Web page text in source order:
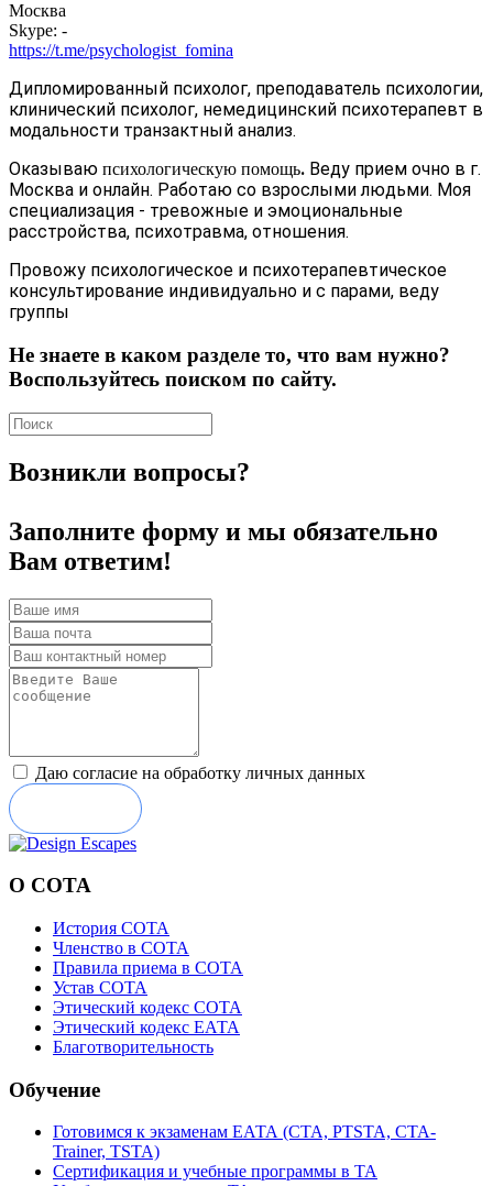
Москва
Skype: -
https://t.me/psychologist_fomina
Дипломированный психолог, преподаватель психологии,
клинический психолог, немедицинский психотерапевт в
модальности транзактный анализ.
Оказываю психологическую помощь. Веду прием очно в г.
Москва и онлайн. Работаю со взрослыми людьми. Моя
специализация - тревожные и эмоциональные
расстройства, психотравма, отношения.
Провожу психологическое и психотерапевтическое
консультирование индивидуально и с парами, веду
группы
Не знаете в каком разделе то, что вам нужно?
Воспользуйтесь поиском по сайту.
Возникли вопросы?
Заполните форму и мы обязательно
Вам ответим!
Даю согласие на обработку личных данных
О СОТА
История СОТА
Членство в СОТА
Правила приема в СОТА
Устав СОТА
Этический кодекс СОТА
Этический кодекс ЕАТА
Благотворительность
Обучение
Готовимся к экзаменам ЕАТА (СТА, PTSTA, СТА-
Trainer, TSTA)
Сертификация и учебные программы в ТА